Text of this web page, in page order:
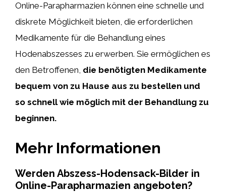
Online-Parapharmazien können eine schnelle und
diskrete Möglichkeit bieten, die erforderlichen
Medikamente für die Behandlung eines
Hodenabszesses zu erwerben. Sie ermöglichen es
den Betroffenen, die benötigten Medikamente
bequem von zu Hause aus zu bestellen und
so schnell wie möglich mit der Behandlung zu
beginnen.
Mehr Informationen
Werden Abszess-Hodensack-Bilder in
Online-Parapharmazien angeboten?